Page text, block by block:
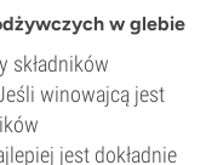
w glebie
składników
winowajcą jest
jest dokładnie